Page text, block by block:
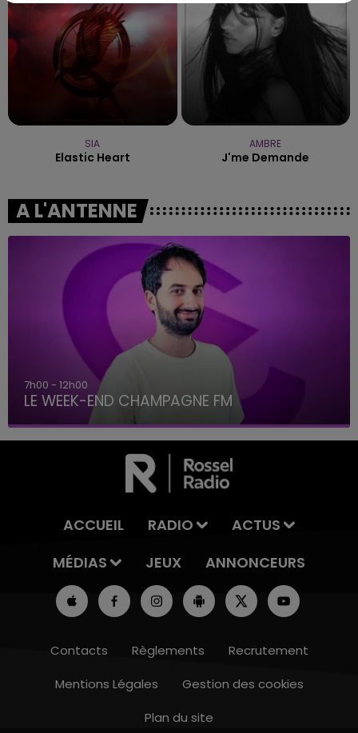
16h00 - 20h00
SIA
Elastic Heart
AMBRE
J'me Demande
A L'ANTENNE
7h00 - 12h00
LE WEEK-END CHAMPAGNE FM
ACCUEIL RADIO
ACTUS
MÉDIAS
JEUX ANNONCEURS
Contacts Règlements
Recrutement
Mentions Légales
Gestion des cookies
Plan du site